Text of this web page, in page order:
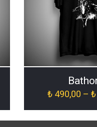
₺490,00 – ₺